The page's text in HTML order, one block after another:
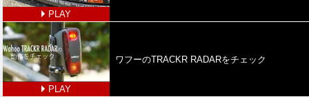
PLAY
PLAY
ワフーのTRACKR RADARをチェック